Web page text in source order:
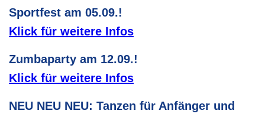
Sportfest am 05.09.!
Klick für weitere Infos
Zumbaparty am 12.09.!
Klick für weitere Infos
NEU NEU NEU: Tanzen für Anfänger und